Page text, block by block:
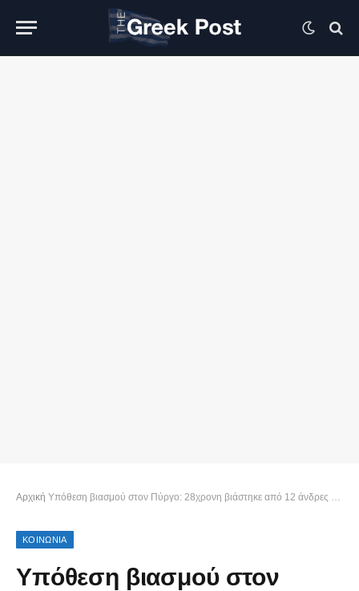
Αρχική Υπόθεση βιασμού στον Πύργο: 28χρονη βιάστηκε από 12 άνδρες – Αναζητούνται οι δράστες
ΚΟΙΝΩΝΙΑ
Υπόθεση βιασμού στον